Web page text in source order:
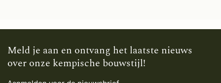
Meld je aan en ontvang het laatste nieuws
over onze kempische bouwstijl!